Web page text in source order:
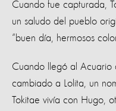
Cuando fue capturada,
un saludo del pueblo
“buen día, hermosos
Cuando llegó al Acuario
cambiado a Lolita, un
Tokitae vivía con Hugo,